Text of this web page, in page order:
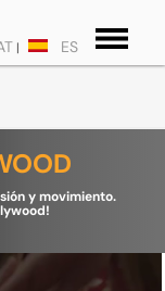
ES
y movimiento.